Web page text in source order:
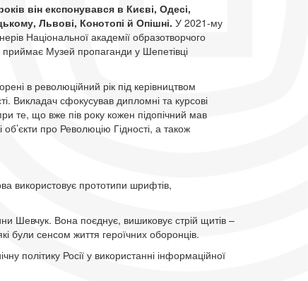
він експонувався в Києві, Одесі,
Львові, Конотопі й Опішні. У 2021-му
Національної академії образотворчого
приймає Музей пропаганди у Шепетівці
в революційний рік під керівництвом
Викладач сфокусував дипломні та курсові
те, що вже пів року кожен підопічний мав
про Революцію Гідності, а також
використовує прототипи шрифтів,
Шевчук. Вона поєднує, вишиковує стрій щитів –
були сенсом життя героїчних оборонців.
політику Росії у використанні інформаційної